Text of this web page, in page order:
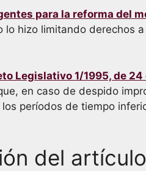
para la reforma del
hizo limitando derechos
Legislativo 1/1995, de
en caso de despido
períodos de tiempo
del